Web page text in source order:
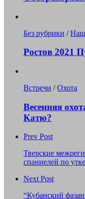
Без рубрики /
Ростов 2021
Встречи /Охота
Весенняя
Катю?
Prev Post
Тверские
спаниелей по
Next Post
“Кубанский